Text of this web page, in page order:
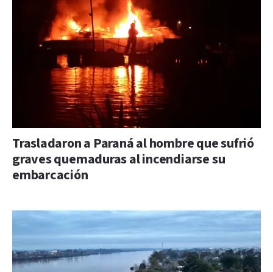
Trasladaron a Paraná al hombre que sufrió
graves quemaduras al incendiarse su
embarcación